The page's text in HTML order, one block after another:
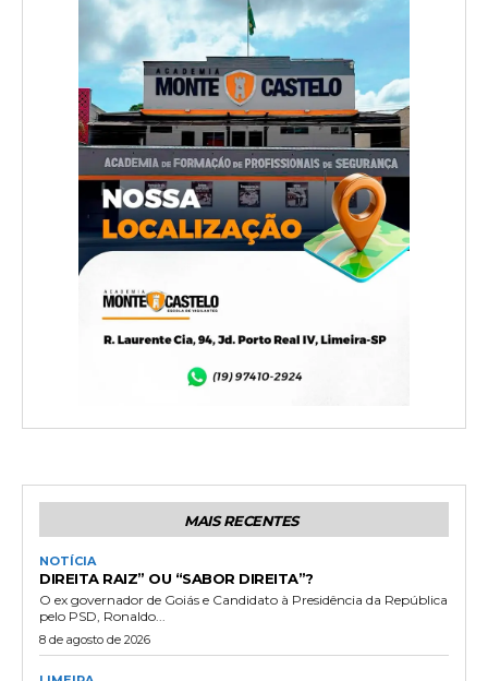
MAIS RECENTES
NOTÍCIA
DIREITA RAIZ” OU “SABOR DIREITA”?
O ex governador de Goiás e Candidato à Presidência da República
pelo PSD, Ronaldo...
8 de agosto de 2026